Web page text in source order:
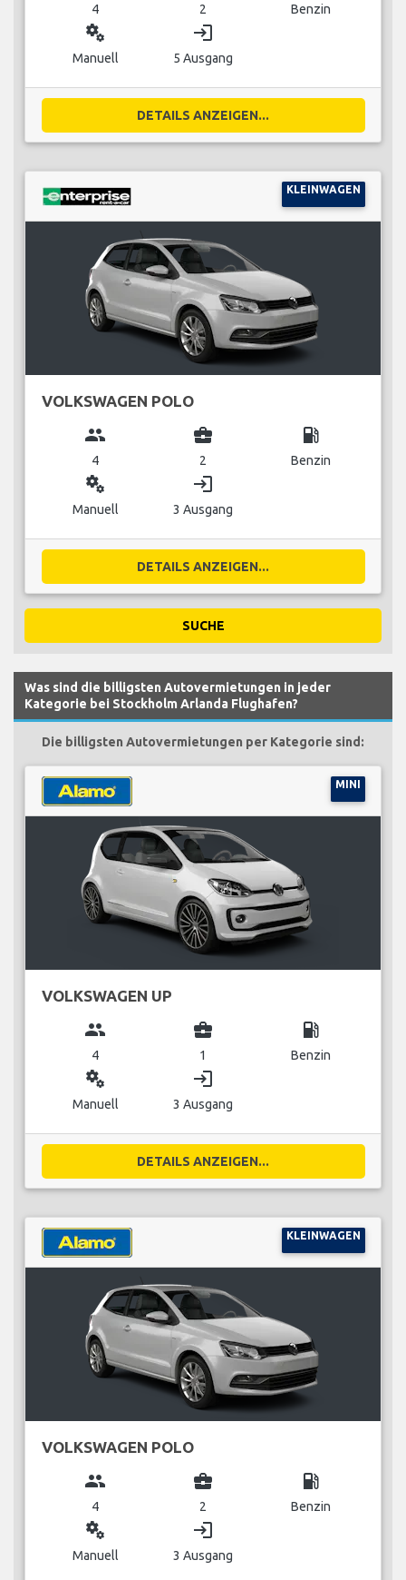
4 2 Benzin
miscellaneous_services
Manuell
login
5 Ausgang
DETAILS ANZEIGEN...
KLEINWAGEN
VOLKSWAGEN POLO
group
4
business_center
2
local_gas_station
Benzin
miscellaneous_services
Manuell
login
3 Ausgang
DETAILS ANZEIGEN...
SUCHE
Was sind die billigsten Autovermietungen in jeder
Kategorie bei Stockholm Arlanda Flughafen?
Die billigsten Autovermietungen per Kategorie sind:
MINI
VOLKSWAGEN UP
group
4
business_center
1
local_gas_station
Benzin
miscellaneous_services
Manuell
login
3 Ausgang
DETAILS ANZEIGEN...
KLEINWAGEN
VOLKSWAGEN POLO
group
4
business_center
2
local_gas_station
Benzin
miscellaneous_services
Manuell
login
3 Ausgang